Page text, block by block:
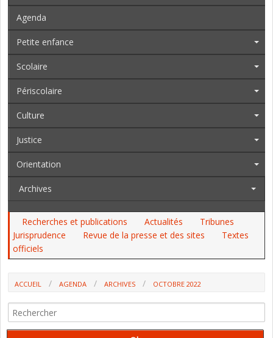
Agenda
Petite enfance
Scolaire
Périscolaire
Culture
Justice
Orientation
Archives
Recherches et publications Actualités
Tribunes
Jurisprudence
Revue de la presse et des sites
Textes
officiels
ACCUEIL AGENDA ARCHIVES OCTOBRE 2022